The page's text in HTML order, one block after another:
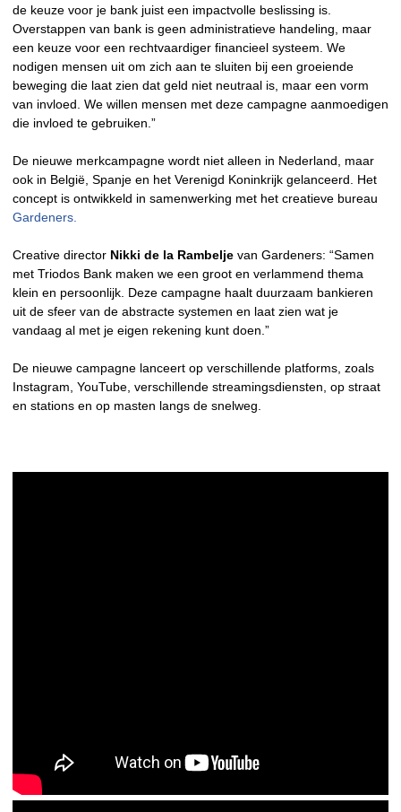
de keuze voor je bank juist een impactvolle beslissing is.
Overstappen van bank is geen administratieve handeling, maar
een keuze voor een rechtvaardiger financieel systeem. We
nodigen mensen uit om zich aan te sluiten bij een groeiende
beweging die laat zien dat geld niet neutraal is, maar een vorm
van invloed. We willen mensen met deze campagne aanmoedigen
die invloed te gebruiken.”
De nieuwe merkcampagne wordt niet alleen in Nederland, maar
ook in België, Spanje en het Verenigd Koninkrijk gelanceerd. Het
concept is ontwikkeld in samenwerking met het creatieve bureau
Gardeners.
Creative director Nikki de la Rambelje van Gardeners: “Samen
met Triodos Bank maken we een groot en verlammend thema
klein en persoonlijk. Deze campagne haalt duurzaam bankieren
uit de sfeer van de abstracte systemen en laat zien wat je
vandaag al met je eigen rekening kunt doen.”
De nieuwe campagne lanceert op verschillende platforms, zoals
Instagram, YouTube, verschillende streamingsdiensten, op straat
en stations en op masten langs de snelweg.